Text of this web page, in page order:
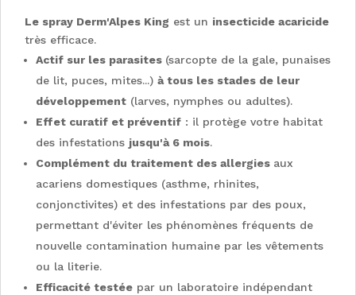
Le spray Derm'Alpes King est un insecticide acaricide
très efficace.
Actif sur les parasites (sarcopte de la gale, punaises
de lit, puces, mites...) à tous les stades de leur
développement (larves, nymphes ou adultes).
Effet curatif et préventif : il protège votre habitat
des infestations jusqu'à 6 mois.
Complément du traitement des allergies aux
acariens domestiques (asthme, rhinites,
conjonctivites) et des infestations par des poux,
permettant d'éviter les phénomènes fréquents de
nouvelle contamination humaine par les vêtements
ou la literie.
Efficacité testée par un laboratoire indépendant